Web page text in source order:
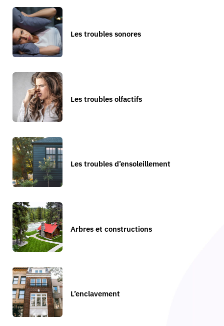
Les troubles sonores
Les troubles olfactifs
Les troubles d’ensoleillement
Arbres et constructions
L’enclavement